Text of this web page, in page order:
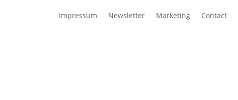
Impressum Newsletter Marketing Contact